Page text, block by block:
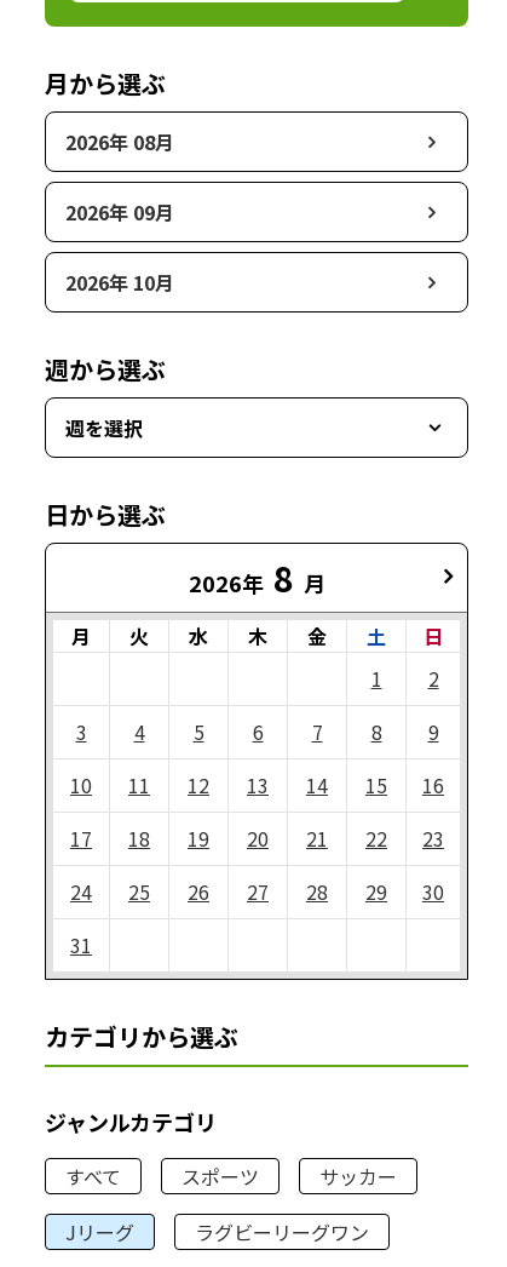
月から選ぶ
2026年 08月
2026年 09月
2026年 10月
週から選ぶ
週を選択
日から選ぶ
2026年 8 月
月 火 水 木 金 土
日
1
2
3
4 5 6 7 8
9
10
11 12 13 14 15
16
17
18 19 20 21 22
23
24
25 26 27 28 29
30
31
カテゴリから選ぶ
ジャンルカテゴリ
すべて スポーツ
サッカー
Jリーグ
ラグビーリーグワン